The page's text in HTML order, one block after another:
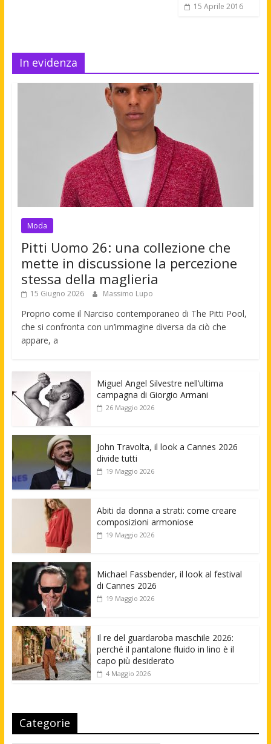
15 Aprile 2016
In evidenza
Moda
Pitti Uomo 26: una collezione che
mette in discussione la percezione
stessa della maglieria
15 Giugno 2026 Massimo Lupo
Proprio come il Narciso contemporaneo di The Pitti Pool,
che si confronta con un’immagine diversa da ciò che
appare, a
Miguel Angel Silvestre nell’ultima
campagna di Giorgio Armani
26 Maggio 2026
John Travolta, il look a Cannes 2026
divide tutti
19 Maggio 2026
Abiti da donna a strati: come creare
composizioni armoniose
19 Maggio 2026
Michael Fassbender, il look al festival
di Cannes 2026
19 Maggio 2026
Il re del guardaroba maschile 2026:
perché il pantalone fluido in lino è il
capo più desiderato
4 Maggio 2026
Categorie